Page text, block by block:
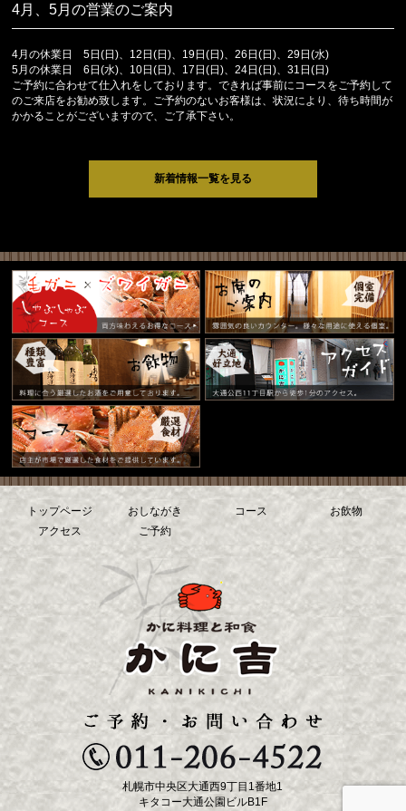
4月、5月の営業のご案内
4月の休業日 5日(日)、12日(日)、19日(日)、26日(日)、29日(水)
5月の休業日 6日(水)、10日(日)、17日(日)、24日(日)、31日(日)
ご予約に合わせて仕入れをしております。できれば事前にコースをご予約して
のご来店をお勧め致します。ご予約のないお客様は、状況により、待ち時間が
かかることがございますので、ご了承下さい。
新着情報一覧を見る
トップページ おしながき コース
お飲物
アクセス
ご予約
札幌市中央区大通西9丁目1番地1
キタコー大通公園ビルB1F